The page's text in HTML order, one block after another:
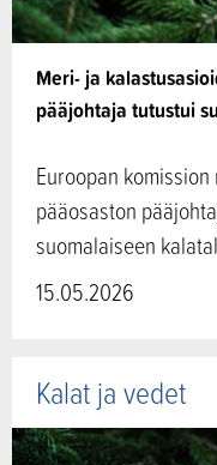
Meri- ja
pääjohtaja tutustui
Euroopan
pääosaston
suomalaiseen
15.05.2026
Kalat ja vedet